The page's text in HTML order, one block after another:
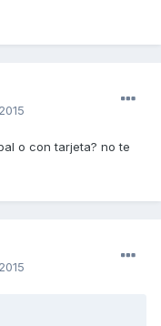
o con tarjeta? no te